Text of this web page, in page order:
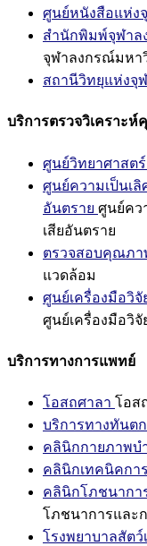
ศูนย์หนังสือแห่ง
สำนักพิมพ์จุฬาล
จุฬาลงกรณ์มหา
สถานีวิทยุแห่งจุ
บริการตรวจวิเคราะ
ศูนย์วิทยาศาสต
ศูนย์ความเป็นเลิ
อันตราย ศูนย์คว
เสียอันตราย
ตรวจสอบคุณภา
แวดล้อม
ศูนย์เครื่องมือวิจั
ศูนย์เครื่องมือวิจั
บริการทางการแพทย์
โอสถศาลา โอส
บริการทางทันต
คลินิกกายภาพบ
คลินิกเทคนิคกา
คลินิกโภชนากา
โภชนาการและ
โรงพยาบาลสัตว์